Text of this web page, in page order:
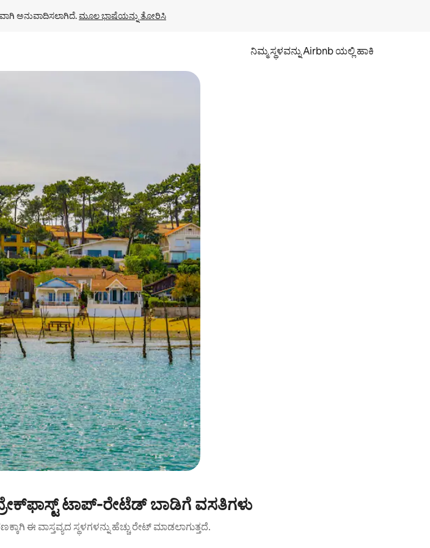
ಅನುವಾದಿಸಲಾಗಿದೆ. ಮೂಲ ಭಾಷೆಯನ್ನು ತೋರಿಸಿ
ನಿಮ್ಮ ಸ್ಥಳವನ್ನು Airbnb ಯಲ್ಲಿ ಹಾಕಿ
ಅಥವಾ ಸ್ವೈಪ್ ಗೆಸ್ಚರ್‌ಗಳ ಮೂಲಕ ಅನ್ವೇಷಿಸಿ.
ಟಾಪ್-ರೇಟೆಡ್ ಬಾಡಿಗೆ ವಸತಿಗಳು
ಈ ವಾಸ್ತವ್ಯದ ಸ್ಥಳಗಳನ್ನು ಹೆಚ್ಚು ರೇಟ್ ಮಾಡಲಾಗುತ್ತದೆ.